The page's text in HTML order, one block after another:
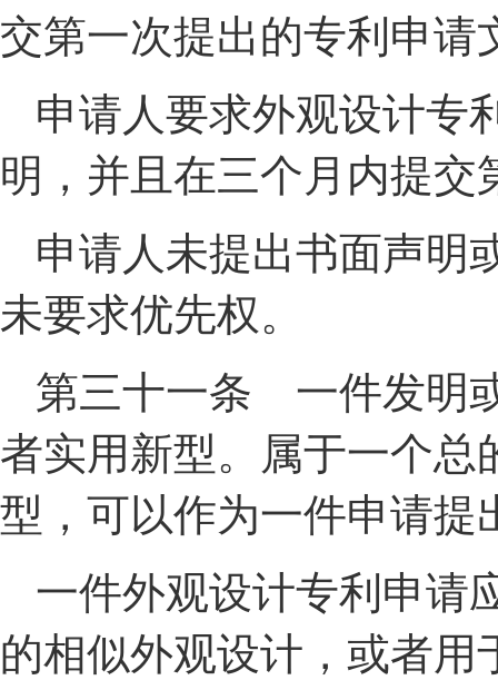
交第一次提出的专利申请
申请人要求外观设计专
明，并且在三个月内提
申请人未提出书面声明
未要求优先权。
第三十一条 一件发明
者实用新型。属于一个总
型，可以作为一件申请提
一件外观设计专利申请
的相似外观设计，或者